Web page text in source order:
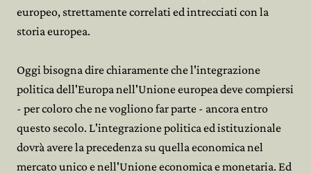
europeo, strettamente correlati ed intrecciati con la
storia europea.
Oggi bisogna dire chiaramente che l'integrazione
politica dell'Europa nell'Unione europea deve compiersi
- per coloro che ne vogliono far parte - ancora entro
questo secolo. L'integrazione politica ed istituzionale
dovrà avere la precedenza su quella economica nel
mercato unico e nell'Unione economica e monetaria. Ed